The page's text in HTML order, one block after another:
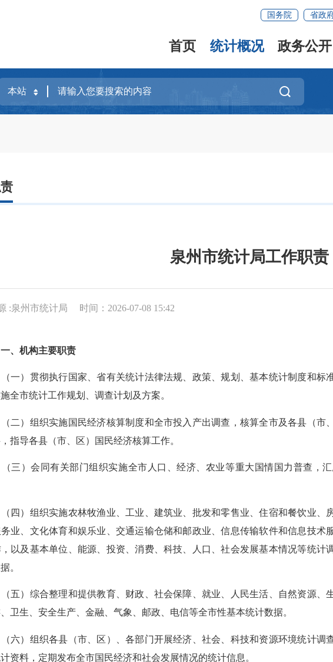
国务院 省政
首页 统计概况 政务公开
泉州市统计局工作职责
:泉州市统计局 时间：2026-07-08 15:42
一、机构主要职责
（一）贯彻执行国家、省有关统计法律法规、政策、规划、基本统计制度和
全市统计工作规划、调查计划及方案。
（二）组织实施国民经济核算制度和全市投入产出调查，核算全市及各县（
，指导各县（市、区）国民经济核算工作。
（三）会同有关部门组织实施全市人口、经济、农业等重大国情国力普查，
（四）组织实施农林牧渔业、工业、建筑业、批发和零售业、住宿和餐饮业
业、文化体育和娱乐业、交通运输仓储和邮政业、信息传输软件和信息技术
以及基本单位、能源、投资、消费、科技、人口、社会发展基本情况等统计
。
（五）综合整理和提供教育、财政、社会保障、就业、人民生活、自然资源、
卫生、安全生产、金融、气象、邮政、电信等全市性基本统计数据。
（六）组织各县（市、区）、各部门开展经济、社会、科技和资源环境统计
资料，定期发布全市国民经济和社会发展情况的统计信息。